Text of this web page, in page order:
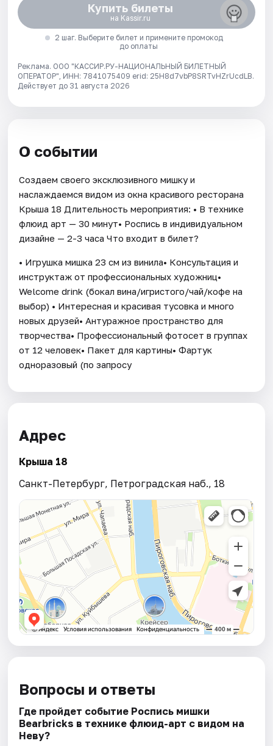
Купить билеты
на Kassir.ru
2 шаг. Выберите билет и примените промокод
до оплаты
Реклама. ООО "КАССИР.РУ-НАЦИОНАЛЬНЫЙ БИЛЕТНЫЙ
ОПЕРАТОР", ИНН: 7841075409 erid: 25H8d7vbP8SRTvHZrUcdLB.
Действует до 31 августа 2026
О событии
Создаем своего эксклюзивного мишку и
наслаждаемся видом из окна красивого ресторана
Крыша 18 Длительность мероприятия: • В технике
флюид арт — 30 минут• Роспись в индивидуальном
дизайне — 2-3 часа Что входит в билет?
• Игрушка мишка 23 см из винила• Консультация и
инструктаж от профессиональных художниц•
Welcome drink (бокал вина/игристого/чай/кофе на
выбор) • Интересная и красивая тусовка и много
новых друзей• Антуражное пространство для
творчества• Профессиональный фотосет в группах
от 12 человек• Пакет для картины• Фартук
одноразовый (по запросу
Адрес
Крыша 18
Санкт-Петербург, Петроградская наб., 18
Вопросы и ответы
Где пройдет событие Роспись мишки
Bearbricks в технике флюид-арт с видом на
Неву?